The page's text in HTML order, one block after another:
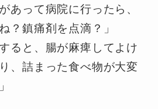
あって病院に行ったら、
？鎮痛剤を点滴？」
ると、腸が麻痺してよけ
、詰まった食べ物が大変